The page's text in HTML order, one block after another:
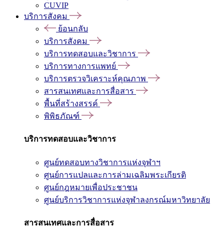
CUVIP
บริการสังคม
ย้อนกลับ
บริการสังคม
บริการทดสอบและวิชาการ
บริการทางการแพทย์
บริการตรวจวิเคราะห์คุณภาพ
สารสนเทศและการสื่อสาร
พื้นที่สร้างสรรค์
พิพิธภัณฑ์
บริการทดสอบและวิชาการ
ศูนย์ทดสอบทางวิชาการแห่งจุฬาฯ
ศูนย์การแปลและการล่ามเฉลิมพระเกียรติ
ศูนย์กฎหมายเพื่อประชาชน
ศูนย์บริการวิชาการแห่งจุฬาลงกรณ์มหาวิทยาลัย
สารสนเทศและการสื่อสาร